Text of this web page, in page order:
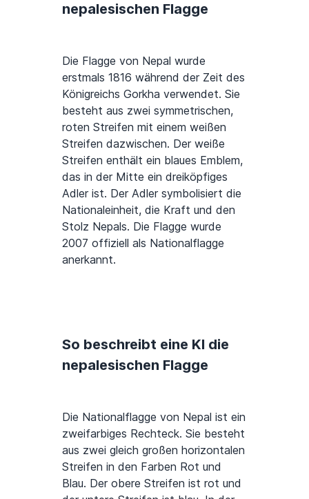
nepalesischen Flagge
Die Flagge von Nepal wurde
erstmals 1816 während der Zeit des
Königreichs Gorkha verwendet. Sie
besteht aus zwei symmetrischen,
roten Streifen mit einem weißen
Streifen dazwischen. Der weiße
Streifen enthält ein blaues Emblem,
das in der Mitte ein dreiköpfiges
Adler ist. Der Adler symbolisiert die
Nationaleinheit, die Kraft und den
Stolz Nepals. Die Flagge wurde
2007 offiziell als Nationalflagge
anerkannt.
So beschreibt eine KI die
nepalesischen Flagge
Die Nationalflagge von Nepal ist ein
zweifarbiges Rechteck. Sie besteht
aus zwei gleich großen horizontalen
Streifen in den Farben Rot und
Blau. Der obere Streifen ist rot und